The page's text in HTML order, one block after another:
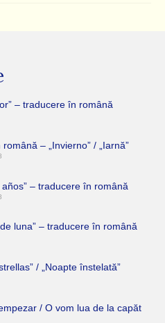
– traducere în română
– „Invierno” / „Iarnă”
años” – traducere în română
luna” – traducere în română
/ „Noapte înstelată”
/ O vom lua de la capăt